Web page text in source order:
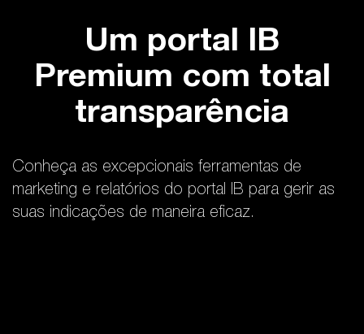
Um portal IB
Premium com total
transparência
Conheça as excepcionais ferramentas de
marketing e relatórios do portal IB para gerir as
suas indicações de maneira eficaz.